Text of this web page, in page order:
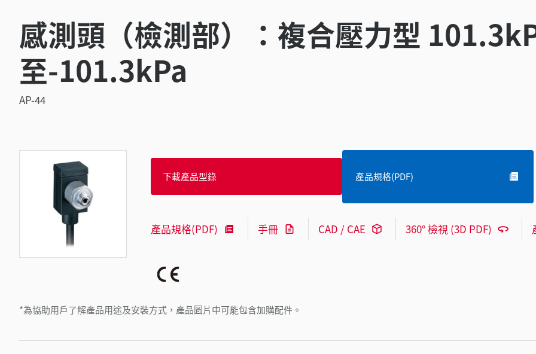
感測頭（檢測部）：複合壓力型
至-101.3kPa
AP-44
*為協助用戶了解產品用途及安裝方式，產品圖片中可能包含加購配件。
下載產品型錄 產品規格(PDF)
產品規格(PDF) 手冊 CAD / CAE 360° 檢視 (3D PDF)